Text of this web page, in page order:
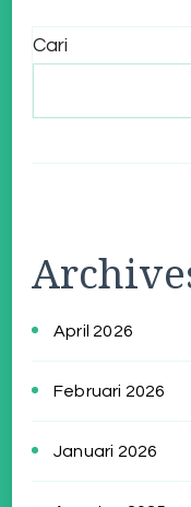
Cari
April 2026
Februari 2026
Januari 2026